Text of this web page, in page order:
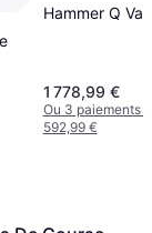
Hammer Q
1 778,99 €
Ou 3 paiements
592,99 €